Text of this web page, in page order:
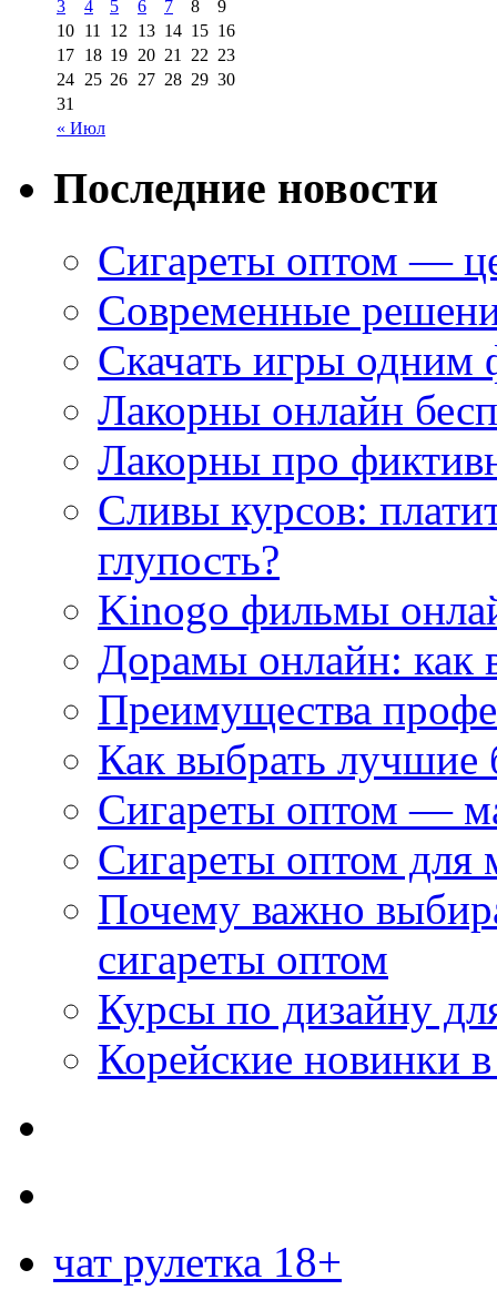
« Июл
3 4 5 6 7 8
9
10 11 12 13 14 15 16
17 18 19 20 21 22 23
24 25 26 27 28 29 30
31
Последние новости
Сигареты оптом —
Современные
Скачать игры одним
Лакорны онлайн
Лакорны про
Сливы курсов:
глупость?
Kinogo фильмы
Дорамы онлайн: как
Преимущества
Как выбрать
Сигареты оптом —
Сигареты оптом для
Почему важно
сигареты оптом
Курсы по дизайну
Корейские новинки
чат рулетка 18+